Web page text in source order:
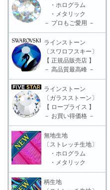
・ホログラム
・メタリック
－ プロもご愛用 －
ラインストーン
〔スワロフスキー〕
【 正規品販売店 】
－ 高品質最高峰 －
ラインストーン
〔ガラスストーン〕
【 ロープライス 】
－ お買い得価格 －
無地生地
〔ストレッチ生地〕
・ホログラム
・メタリック
柄生地